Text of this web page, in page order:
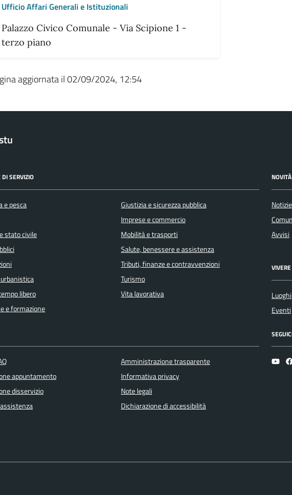
Ufficio Affari Generali e Istituzionali
Palazzo Civico Comunale - Via Scipione 1 -
terzo piano
aggiornata il 02/09/2024, 12:54
DI SERVIZIO
e pesca
stato civile
libero
e formazione
Giustizia e sicurezza pubblica
Imprese e commercio
Mobilità e trasporti
Salute, benessere e assistenza
Tributi, finanze e contravvenzioni
Turismo
Vita lavorativa
NOVITÀ
Notizie
Avvisi
Luoghi
Eventi
appuntamento
disservizio
Amministrazione trasparente
Informativa privacy
Note legali
Dichiarazione di accessibilità